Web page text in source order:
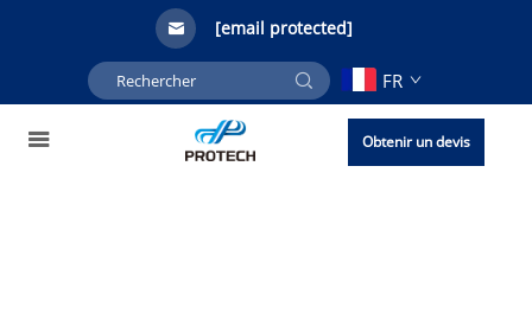
[email protected]
FR
Obtenir un devis